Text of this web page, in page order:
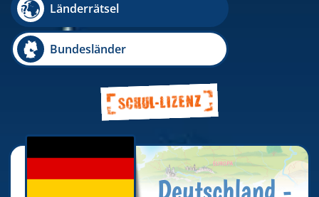
Länderrätsel
Bundesländer
Deutschland -